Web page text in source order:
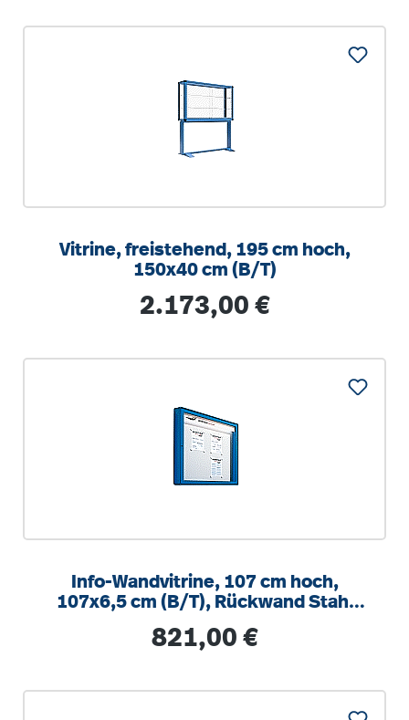
Vitrine, freistehend, 195 cm hoch,
150x40 cm (B/T)
Regulärer Preis:
2.173,00 €
Info-Wandvitrine, 107 cm hoch,
107x6,5 cm (B/T), Rückwand Stahl
Regulärer Preis:
821,00 €